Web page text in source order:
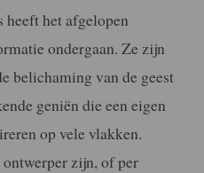
het afgelopen
ondergaan. Ze zijn
belichaming van de geest
geniën die een eigen
op vele vlakken.
zijn, of per